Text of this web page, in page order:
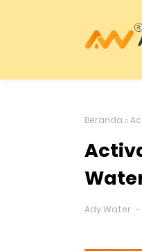
Beranda
Ady Water